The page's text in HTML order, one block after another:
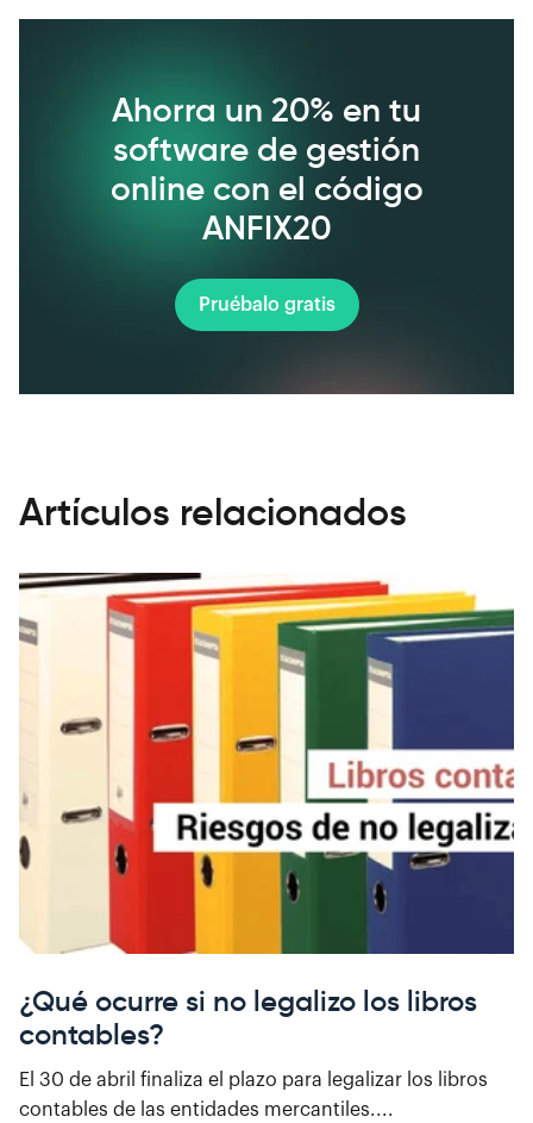
Ahorra un 20% en tu
software de gestión
online con el código
ANFIX20
Pruébalo gratis
Artículos relacionados
¿Qué ocurre si no legalizo los libros
contables?
El 30 de abril finaliza el plazo para legalizar los libros
contables de las entidades mercantiles....